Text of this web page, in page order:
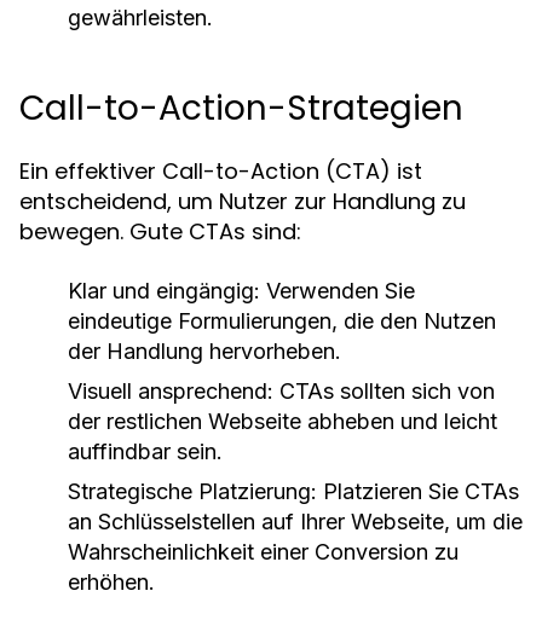
gewährleisten.
Call-to-Action-Strategien
Ein effektiver Call-to-Action (CTA) ist
entscheidend, um Nutzer zur Handlung zu
bewegen. Gute CTAs sind:
Klar und eingängig: Verwenden Sie
eindeutige Formulierungen, die den Nutzen
der Handlung hervorheben.
Visuell ansprechend: CTAs sollten sich von
der restlichen Webseite abheben und leicht
auffindbar sein.
Strategische Platzierung: Platzieren Sie CTAs
an Schlüsselstellen auf Ihrer Webseite, um die
Wahrscheinlichkeit einer Conversion zu
erhöhen.